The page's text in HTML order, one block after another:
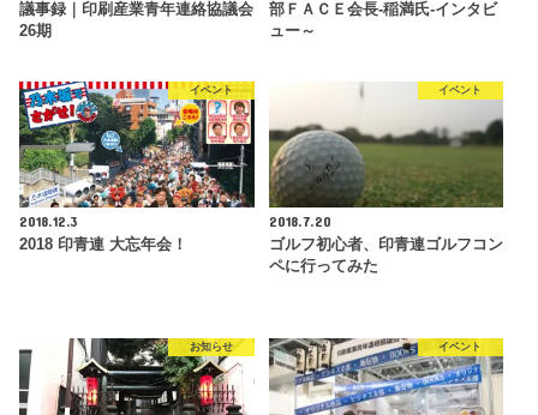
議事録｜印刷産業青年連絡協議会
26期
部ＦＡＣＥ会長-稲満氏-インタビ
ュー～
イベント
2018.12.3
2018 印青連 大忘年会！
イベント
2018.7.20
ゴルフ初心者、印青連ゴルフコン
ペに行ってみた
お知らせ イベント